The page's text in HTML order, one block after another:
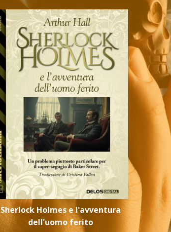
Sherlock Holmes e l'avventura
dell'uomo ferito